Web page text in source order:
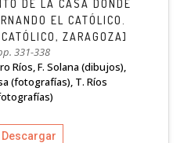
DE LA CASA DONDE
EL CATÓLICO.
ZARAGOZA]
331-338
Ríos, F. Solana (dibujos),
(fotografías), T. Ríos
Descargar